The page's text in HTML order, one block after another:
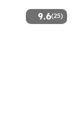
9.6(25)